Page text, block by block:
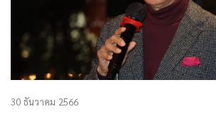
30 ธันวาคม 2566